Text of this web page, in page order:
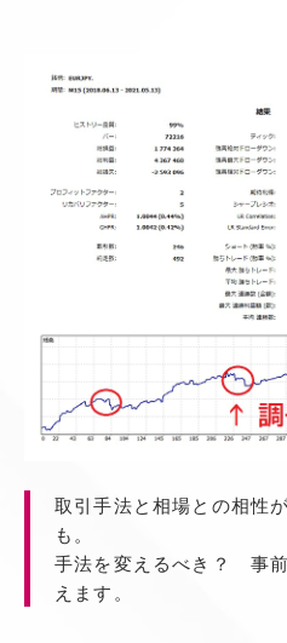
取引手法と相場との相性
も。
手法を変えるべき？ 事
えます。